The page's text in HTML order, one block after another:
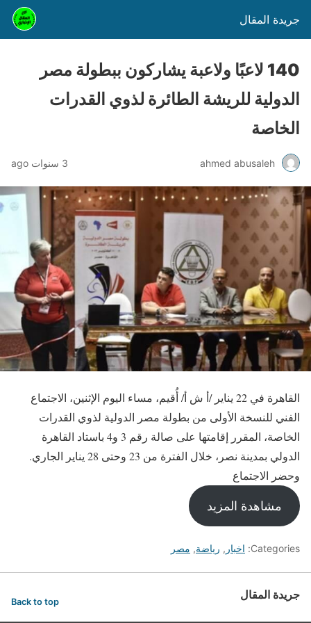
جريدة المقال
140 لاعبًا ولاعبة يشاركون ببطولة مصر
الدولية للريشة الطائرة لذوي القدرات
الخاصة
ahmed abusaleh 3 سنوات ago
القاهرة في 22 يناير /أ ش أ/ أُقيم، مساء اليوم الإثنين، الاجتماع
الفني للنسخة الأولى من بطولة مصر الدولية لذوي القدرات
الخاصة، المقرر إقامتها على صالة رقم 3 و4 باستاد القاهرة
الدولي بمدينة نصر، خلال الفترة من 23 وحتى 28 يناير الجاري.
وحضر الاجتماع
مشاهدة المزيد
Categories: اخبار , رياضة, مصر
جريدة المقال Back to top